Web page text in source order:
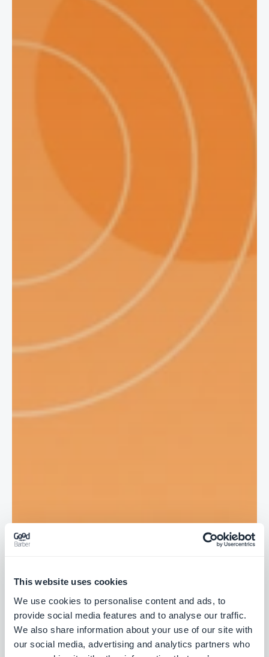
This website uses cookies
We use cookies to personalise content and ads, to
provide social media features and to analyse our traffic.
We also share information about your use of our site with
our social media, advertising and analytics partners who